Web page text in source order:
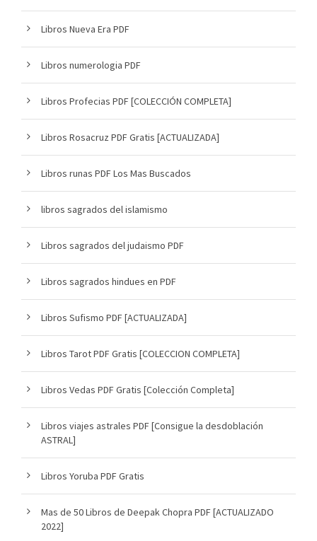
Libros Nueva Era PDF
Libros numerologia PDF
Libros Profecias PDF [COLECCIÓN COMPLETA]
Libros Rosacruz PDF Gratis [ACTUALIZADA]
Libros runas PDF Los Mas Buscados
libros sagrados del islamismo
Libros sagrados del judaismo PDF
Libros sagrados hindues en PDF
Libros Sufismo PDF [ACTUALIZADA]
Libros Tarot PDF Gratis [COLECCION COMPLETA]
Libros Vedas PDF Gratis [Colección Completa]
Libros viajes astrales PDF [Consigue la desdoblación
ASTRAL]
Libros Yoruba PDF Gratis
Mas de 50 Libros de Deepak Chopra PDF [ACTUALIZADO
2022]